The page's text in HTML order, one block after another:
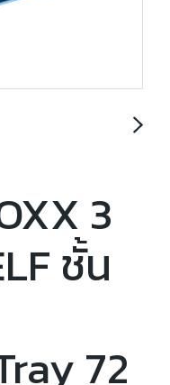
3
ชั้น
72